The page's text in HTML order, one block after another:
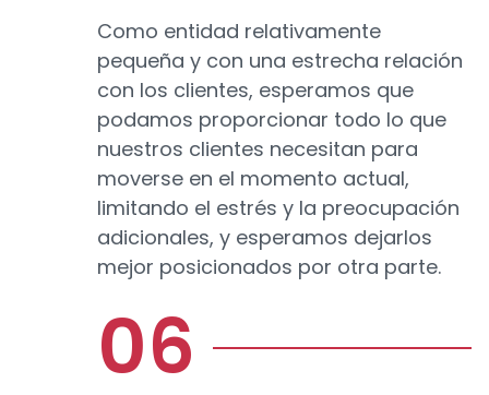
Como entidad relativamente
pequeña y con una estrecha relación
con los clientes, esperamos que
podamos proporcionar todo lo que
nuestros clientes necesitan para
moverse en el momento actual,
limitando el estrés y la preocupación
adicionales, y esperamos dejarlos
mejor posicionados por otra parte.